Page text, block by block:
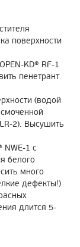
поверхности
KD® RF-1
пенетрант
(водой
2). Высушить
NWE-1 с
белого
много
дефекты!)
длится 5-